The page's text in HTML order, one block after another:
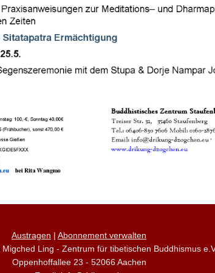
Austragen | Abonnement verwalten
Migched Ling - Zentrum für tibetischen Buddhismus
Oppenhoffallee 23 - 52066 Aachen